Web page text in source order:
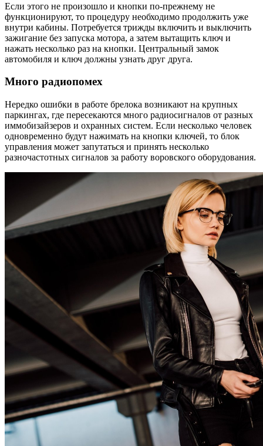
Если этого не произошло и кнопки по-прежнему не
функционируют, то процедуру необходимо продолжить уже
внутри кабины. Потребуется трижды включить и выключить
зажигание без запуска мотора, а затем вытащить ключ и
нажать несколько раз на кнопки. Центральный замок
автомобиля и ключ должны узнать друг друга.
Много радиопомех
Нередко ошибки в работе брелока возникают на крупных
паркингах, где пересекаются много радиосигналов от разных
иммобизайзеров и охранных систем. Если несколько человек
одновременно будут нажимать на кнопки ключей, то блок
управления может запутаться и принять несколько
разночастотных сигналов за работу воровского оборудования.